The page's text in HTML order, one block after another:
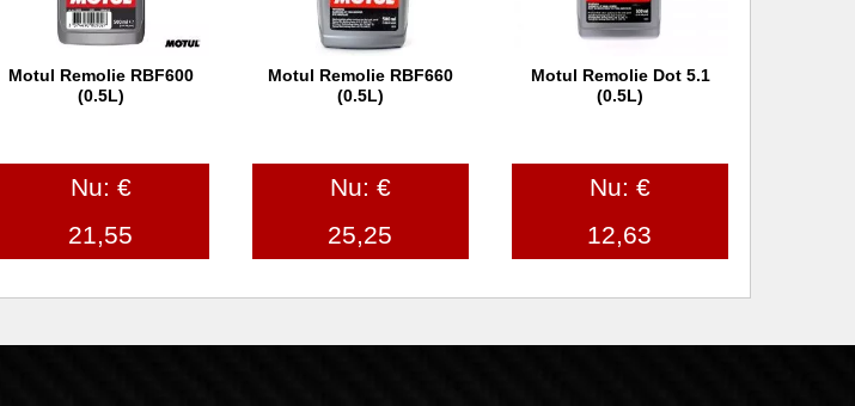
In winkelwagen
Motul Remolie RBF600
(0.5L)
Nu: €
21,55
In winkelwagen
Motul Remolie RBF660
(0.5L)
Nu: €
25,25
In winkelwagen
Motul Remolie Dot 5.1
(0.5L)
Nu: €
12,63